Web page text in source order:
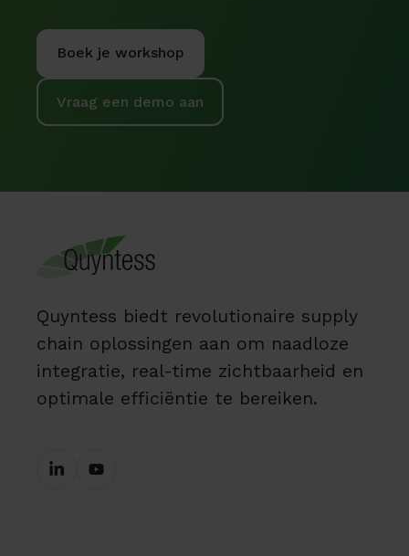
Boek je workshop
Vraag een demo aan
Quyntess biedt revolutionaire supply
chain oplossingen aan om naadloze
integratie, real-time zichtbaarheid en
optimale efficiëntie te bereiken.